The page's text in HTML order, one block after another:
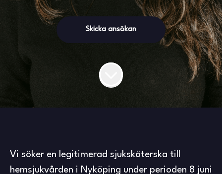
Skicka ansökan
Vi söker en legitimerad sjuksköterska till
hemsjukvården i Nyköping under perioden 8 juni